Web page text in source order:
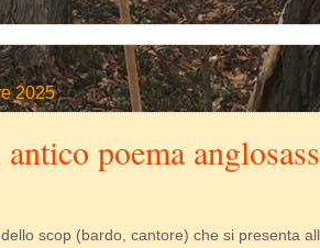
2025
poema
dello scop (bardo, cantore) che si presenta